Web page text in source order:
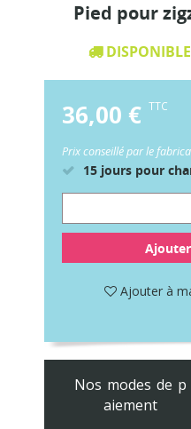
Pied pour
DISPONIBLE
36,00 € TTC
Prix conseillé par le
15 jours pour
Ajouter à
Nos modes de p
aiement